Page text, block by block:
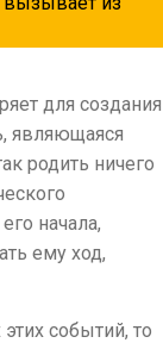
для создания
являющаяся
родить ничего
начала,
ему ход,
событий, то